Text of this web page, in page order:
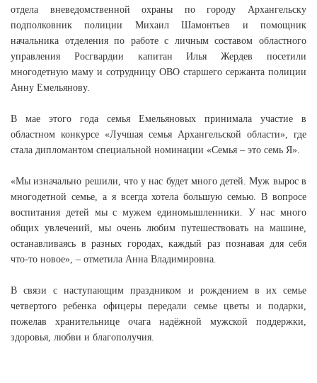
отдела вневедомственной охраны по городу Архангельску
подполковник полиции Михаил Шамонтьев и помощник
начальника отделения по работе с личным составом областного
управления Росгвардии капитан Илья Жердев посетили
многодетную маму и сотрудницу ОВО старшего сержанта полиции
Анну Емельянову.
В мае этого года семья Емельяновых принимала участие в
областном конкурсе «Лучшая семья Архангельской области», где
стала дипломантом специальной номинации «Семья – это семь Я».
«Мы изначально решили, что у нас будет много детей. Муж вырос в
многодетной семье, а я всегда хотела большую семью. В вопросе
воспитания детей мы с мужем единомышленники. У нас много
общих увлечений, мы очень любим путешествовать на машине,
останавливаясь в разных городах, каждый раз познавая для себя
что-то новое», – отметила Анна Владимировна.
В связи с наступающим праздником и рождением в их семье
четвертого ребенка офицеры передали семье цветы и подарки,
пожелав хранительнице очага надёжной мужской поддержки,
здоровья, любви и благополучия.